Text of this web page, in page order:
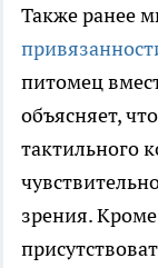
Также ранее
питомец
объясняет,
тактильного
зрения.